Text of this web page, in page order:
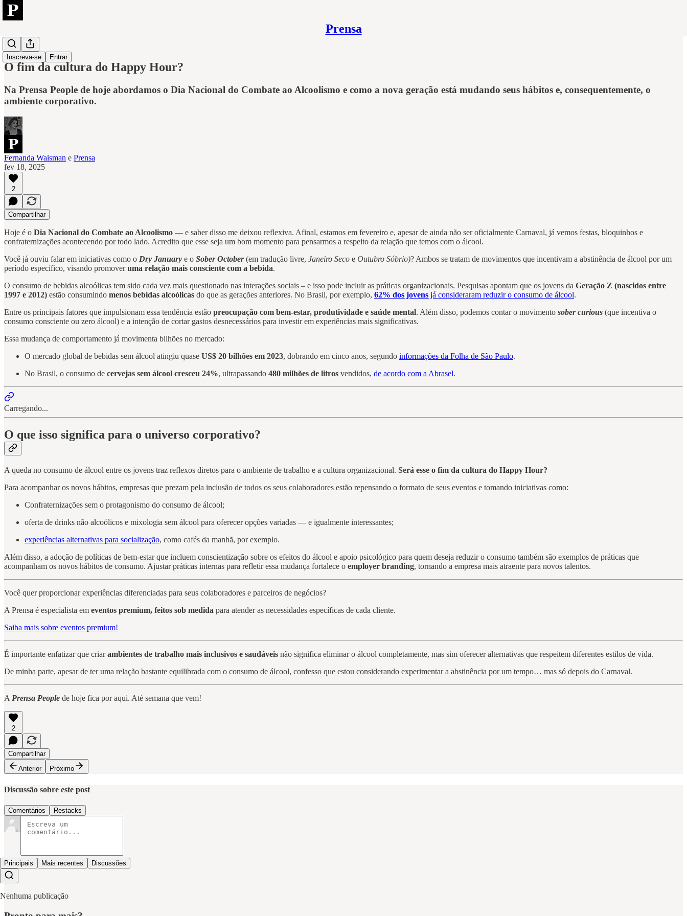
Prensa
Inscreva-se Entrar
People
O fim da cultura do Happy Hour?
Na Prensa People de hoje abordamos o Dia Nacional do Combate ao Alcoolismo e como a nova geração está mudando seus hábitos e, consequentemente, o
ambiente corporativo.
Fernanda Waisman e Prensa
fev 18, 2025
2
Compartilhar
Hoje é o Dia Nacional do Combate ao Alcoolismo — e saber disso me deixou reflexiva. Afinal, estamos em fevereiro e, apesar de ainda não ser oficialmente Carnaval, já vemos festas, bloquinhos e
confraternizações acontecendo por todo lado. Acredito que esse seja um bom momento para pensarmos a respeito da relação que temos com o álcool.
Você já ouviu falar em iniciativas como o Dry January e o Sober October(em tradução livre, Janeiro Seco e Outubro Sóbrio)? Ambos se tratam de movimentos que incentivam a abstinência de álcool por um
período específico, visando promoveruma relação mais consciente com a bebida.
O consumo de bebidas alcoólicas tem sido cada vez mais questionado nas interações sociais – e isso pode incluir as práticas organizacionais. Pesquisas apontam que os jovens da Geração Z (nascidos entre
1997 e 2012) estão consumindo menos bebidas alcoólicas do que as gerações anteriores. No Brasil, por exemplo, 62% dos jovens já consideraram reduzir o consumo de álcool.
Entre os principais fatores que impulsionam essa tendência estão preocupação com bem-estar, produtividade e saúde mental. Além disso, podemos contar o movimento sober curious (que incentiva o
consumo consciente ou zero álcool) e a intenção de cortar gastos desnecessários para investir em experiências mais significativas.
Essa mudança de comportamento já movimenta bilhões no mercado:
O mercado global de bebidas sem álcool atingiu quase US$ 20 bilhões em 2023, dobrando em cinco anos, segundo informações da Folha de São Paulo.
No Brasil, o consumo de cervejas sem álcool cresceu 24%, ultrapassando 480 milhões de litros vendidos, de acordo com a Abrasel.
Carregando...
O que isso significa para o universo corporativo?
A queda no consumo de álcool entre os jovens traz reflexos diretos para o ambiente de trabalho e a cultura organizacional. Será esse o fim da cultura do Happy Hour?
Para acompanhar os novos hábitos, empresas que prezam pela inclusão de todos os seus colaboradores estão repensando o formato de seus eventos e tomando iniciativas como:
Confraternizações sem o protagonismo do consumo de álcool;
oferta de drinks não alcoólicos e mixologia sem álcool para oferecer opções variadas — e igualmente interessantes;
experiências alternativas para socialização, como cafés da manhã, por exemplo.
Além disso, a adoção de políticas de bem-estar que incluem conscientização sobre os efeitos do álcool e apoio psicológico para quem deseja reduzir o consumo também são exemplos de práticas que
acompanham os novos hábitos de consumo. Ajustar práticas internas para refletir essa mudança fortalece o employer branding, tornando a empresa mais atraente para novos talentos.
Você quer proporcionar experiências diferenciadas para seus colaboradores e parceiros de negócios?
A Prensa é especialista em eventos premium, feitos sob medida para atender as necessidades específicas de cada cliente.
Saiba mais sobre eventos premium!
É importante enfatizar que criarambientes de trabalho mais inclusivos e saudáveis não significa eliminar o álcool completamente, mas sim oferecer alternativas que respeitem diferentes estilos de vida.
De minha parte, apesar de ter uma relação bastante equilibrada com o consumo de álcool, confesso que estou considerando experimentar a abstinência por um tempo… mas só depois do Carnaval.
A Prensa People de hoje fica por aqui. Até semana que vem!
2
Compartilhar
Anterior
Próximo
Discussão sobre este post
Comentários Restacks
Principais Mais recentes Discussões
Nenhuma publicação